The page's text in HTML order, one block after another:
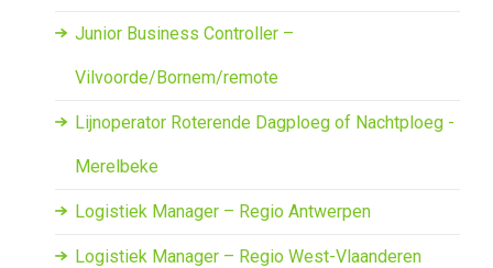
Junior Business Controller –
Vilvoorde/Bornem/remote
Lijnoperator Roterende Dagploeg of Nachtploeg -
Merelbeke
Logistiek Manager – Regio Antwerpen
Logistiek Manager – Regio West-Vlaanderen